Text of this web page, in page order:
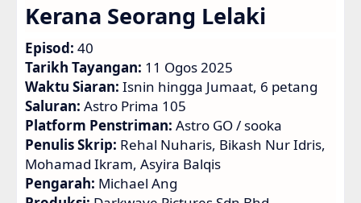
Kerana Seorang Lelaki
Episod: 40
Tarikh Tayangan: 11 Ogos 2025
Waktu Siaran: Isnin hingga Jumaat, 6 petang
Saluran: Astro Prima 105
Platform Penstriman: Astro GO / sooka
Penulis Skrip: Rehal Nuharis, Bikash Nur Idris,
Mohamad Ikram, Asyira Balqis
Pengarah: Michael Ang